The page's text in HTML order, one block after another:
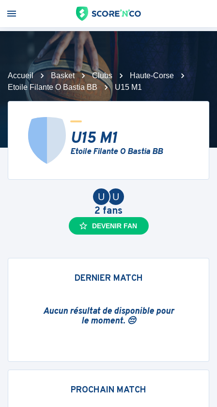
Accueil Basket Clubs
Haute-Corse
Etoile Filante O Bastia BB
U15 M1
U15 M1
Etoile Filante O Bastia BB
U
U
2 fans
DEVENIR FAN
DERNIER MATCH
Aucun résultat de disponible pour
le moment. 😔
PROCHAIN MATCH